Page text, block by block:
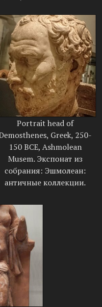
Portrait head of
Greek, 250-
150 BCE, Ashmolean
Musem. Экспонат из
собрания: Эшмолеан:
античные коллекции.